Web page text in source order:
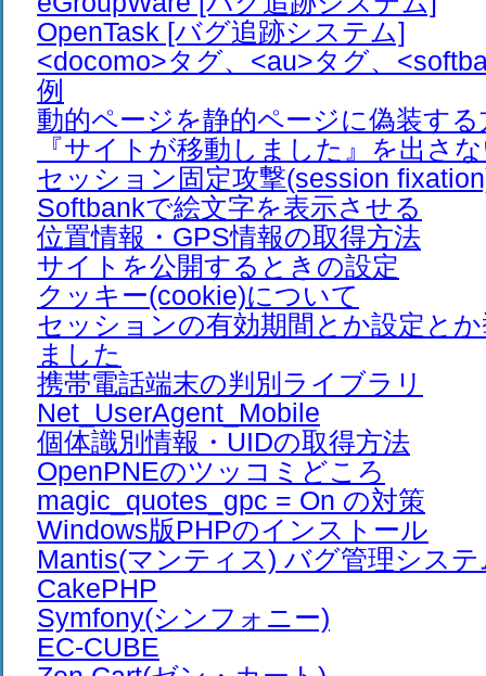
OpenTask [バグ追跡システム]
<docomo>タグ、<au>タグ、
例
動的ページを静的ページに偽装する
『サイトが移動しました』を出さ
セッション固定攻撃(session
Softbankで絵文字を表示させる
位置情報・GPS情報の取得方法
サイトを公開するときの設定
クッキー(cookie)について
セッションの有効期間とか設定と
ました
携帯電話端末の判別ライブラリ
Net_UserAgent_Mobile
個体識別情報・UIDの取得方法
OpenPNEのツッコミどころ
magic_quotes_gpc = On の対策
Windows版PHPのインストール
Mantis(マンティス) バグ管理システ
CakePHP
Symfony(シンフォニー)
EC-CUBE